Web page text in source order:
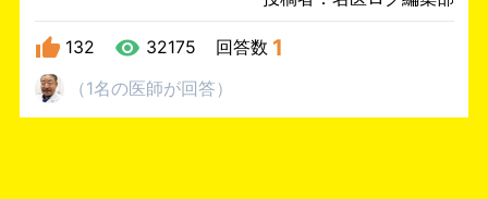
132 32175 回答数 1
（1名の医師が回答）